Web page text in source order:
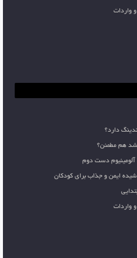
واردات
دارد؟
هم مطمئن؟
آلومینیوم دست دوم
ایمن و جذاب برای کودکان
واردات